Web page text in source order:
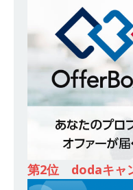
年収
｜
[
業界
ビ
収
120
企業
第2位 dodaキャ